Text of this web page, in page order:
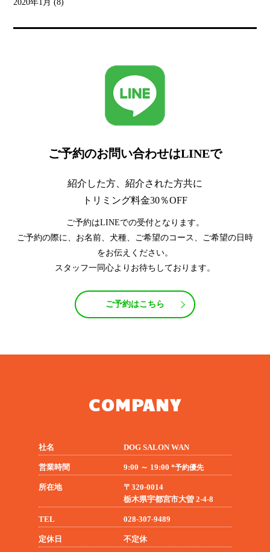
2020年1月 (8)
ご予約のお問い合わせはLINEで
紹介した方、紹介された方共に
トリミング料金30％OFF
ご予約はLINEでの受付となります。
ご予約の際に、お名前、犬種、ご希望のコース、ご希望の日時
をお伝えください。
スタッフ一同心よりお待ちしております。
ご予約はこちら
COMPANY
社名 DOG SALON WAN
営業時間 9:00 ～ 19:00 *予約優先
所在地
〒320-0014
栃木県宇都宮市大曽 2-4-8
TEL 028-307-9489
定休日 不定休